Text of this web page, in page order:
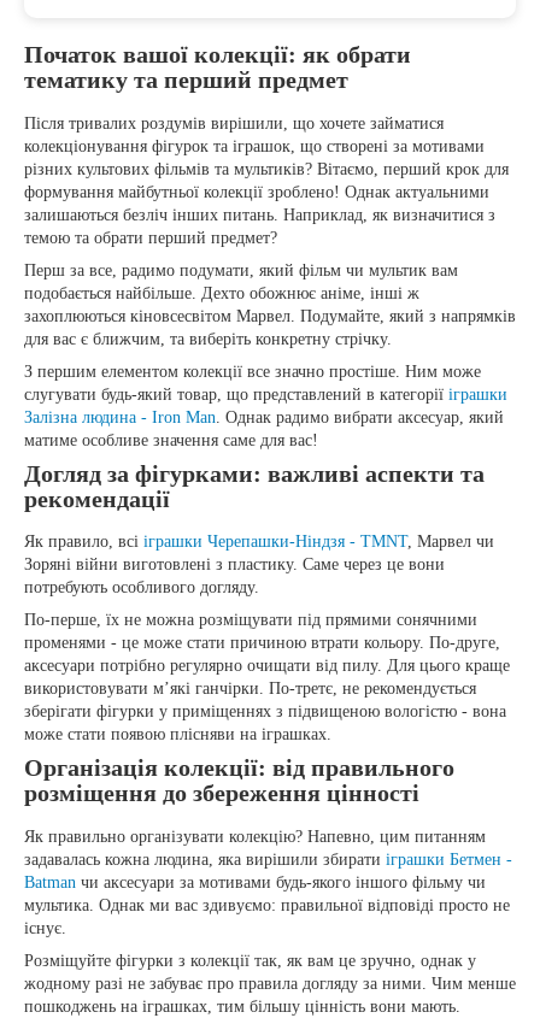
Початок вашої колекції: як обрати
тематику та перший предмет
Після тривалих роздумів вирішили, що хочете займатися
колекціонування фігурок та іграшок, що створені за мотивами
різних культових фільмів та мультиків? Вітаємо, перший крок для
формування майбутньої колекції зроблено! Однак актуальними
залишаються безліч інших питань. Наприклад, як визначитися з
темою та обрати перший предмет?
Перш за все, радимо подумати, який фільм чи мультик вам
подобається найбільше. Дехто обожнює аніме, інші ж
захоплюються кіновсесвітом Марвел. Подумайте, який з напрямків
для вас є ближчим, та виберіть конкретну стрічку.
З першим елементом колекції все значно простіше. Ним може
слугувати будь-який товар, що представлений в категорії іграшки
Залізна людина - Iron Man . Однак радимо вибрати аксесуар, який
матиме особливе значення саме для вас!
Догляд за фігурками: важливі аспекти та
рекомендації
Як правило, всі іграшки Черепашки-Ніндзя - TMNT, Марвел чи
Зоряні війни виготовлені з пластику. Саме через це вони
потребують особливого догляду.
По-перше, їх не можна розміщувати під прямими сонячними
променями - це може стати причиною втрати кольору. По-друге,
аксесуари потрібно регулярно очищати від пилу. Для цього краще
використовувати м’які ганчірки. По-третє, не рекомендується
зберігати фігурки у приміщеннях з підвищеною вологістю - вона
може стати появою плісняви на іграшках.
Організація колекції: від правильного
розміщення до збереження цінності
Як правильно організувати колекцію? Напевно, цим питанням
задавалась кожна людина, яка вирішили збирати іграшки Бетмен -
Batman чи аксесуари за мотивами будь-якого іншого фільму чи
мультика. Однак ми вас здивуємо: правильної відповіді просто не
існує.
Розміщуйте фігурки з колекції так, як вам це зручно, однак у
жодному разі не забуває про правила догляду за ними. Чим менше
пошкоджень на іграшках, тим більшу цінність вони мають.